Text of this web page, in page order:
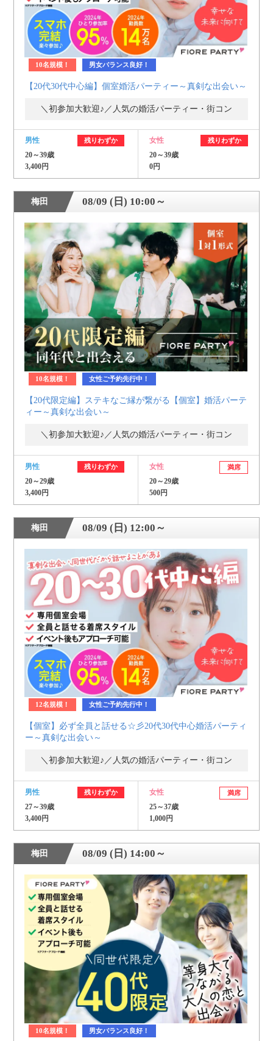
10名規模！ 男女バランス良好！
【20代30代中心編】個室婚活パーティー～真剣な出会い～
＼初参加大歓迎♪／人気の婚活パーティー・街コン
男性 残りわずか
20～39歳
3,400円
女性 残りわずか
20～39歳
0円
梅田 08/09 (日) 10:00～
10名規模！ 女性ご予約先行中！
【20代限定編】ステキなご縁が繋がる【個室】婚活パーテ
ィー～真剣な出会い～
＼初参加大歓迎♪／人気の婚活パーティー・街コン
男性 残りわずか
20～29歳
3,400円
女性 満席
20～29歳
500円
梅田 08/09 (日) 12:00～
12名規模！ 女性ご予約先行中！
【個室】必ず全員と話せる☆彡20代30代中心婚活パーティ
ー～真剣な出会い～
＼初参加大歓迎♪／人気の婚活パーティー・街コン
男性 残りわずか
27～39歳
3,400円
女性 満席
25～37歳
1,000円
梅田 08/09 (日) 14:00～
10名規模！ 男女バランス良好！